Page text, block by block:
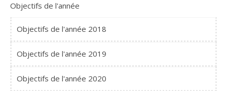
Objectifs de l'année
Objectifs de l'année 2018
Objectifs de l'année 2019
Objectifs de l'année 2020